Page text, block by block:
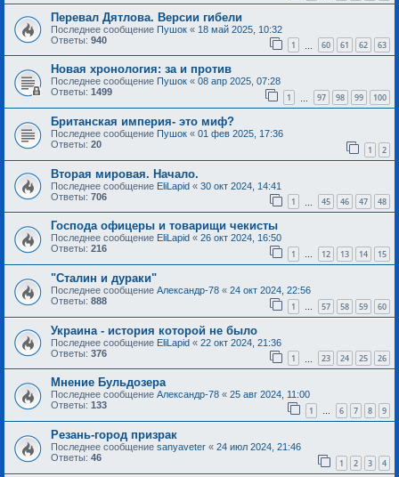
Перевал Дятлова. Версии гибели
Последнее сообщение Пушок « 18 май 2025, 10:32
Ответы: 940 1 60 61 62 63
Новая хронология: за и против
Последнее сообщение Пушок « 08 апр 2025, 07:28
Ответы: 1499 1 97 98 99 100
Британская империя- это миф?
Последнее сообщение Пушок « 01 фев 2025, 17:36
Ответы: 20 1 2
Вторая мировая. Начало.
Последнее сообщение EliLapid « 30 окт 2024, 14:41
Ответы: 706 1 45 46 47 48
Господа офицеры и товарищи чекисты
Последнее сообщение EliLapid « 26 окт 2024, 16:50
Ответы: 216 1 … 12 13 14 15
"Сталин и дураки"
Последнее сообщение Александр-78 « 24 окт 2024, 22:56
Ответы: 888 1 … 57 58 59 60
Украина - история которой не было
Последнее сообщение EliLapid « 22 окт 2024, 21:36
Ответы: 376 1 23 24 25 26
Мнение Бульдозера
Последнее сообщение Александр-78 « 25 авг 2024, 11:00
Ответы: 133 1 … 6 7 8 9
Резань-город призрак
Последнее сообщение sanyaveter « 24 июл 2024, 21:46
Ответы: 46 1 2 3 4